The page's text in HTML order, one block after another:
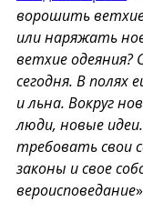
ворошить
или наряжать
ветхие
сегодня. В полях
и льна. Вокруг
люди, новые
требовать свои
законы и свое
вероисповедание